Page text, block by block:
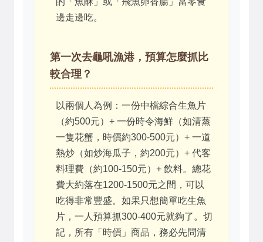
邊走邊吃。
第一次去龜吼漁港，預算怎麼抓比
較合理？
以兩個人為例：一份中檔綜合生魚片
（約500元）+ 一份時令海鮮（如清蒸
一隻花蟹，時價約300-500元）+ 一道
熱炒（如炒海瓜子，約200元）+ 代客
料理費（約100-150元）+ 飲料。總花
費大約落在1200-1500元之間，可以
吃得非常豐盛。如果只想簡單吃生魚
片，一人預算抓300-400元就夠了。切
記，所有「時價」商品，務必先問清